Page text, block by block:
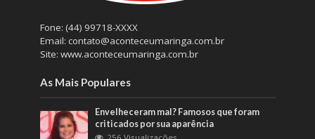
Fone: (44) 99718-XXXX
Email: contato@aconteceumaringa.com.br
Site: www.aconteceumaringa.com.br
As Mais Populares
Envelheceram mal? Famosos que foram
criticados por sua aparência